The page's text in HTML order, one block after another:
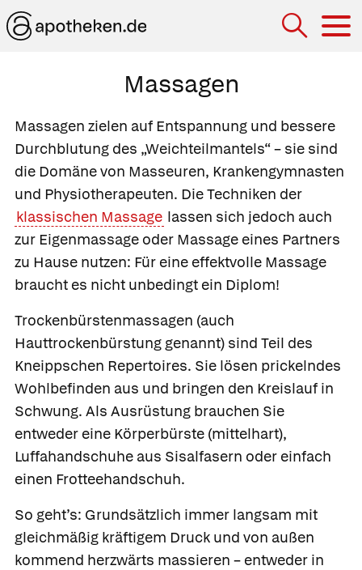
Massagen
Massagen zielen auf Entspannung und bessere
Durchblutung des „Weichteilmantels“ – sie sind
die Domäne von Masseuren, Krankengymnasten
und Physiotherapeuten. Die Techniken der
klassischen Massage lassen sich jedoch auch
zur Eigenmassage oder Massage eines Partners
zu Hause nutzen: Für eine effektvolle Massage
braucht es nicht unbedingt ein Diplom!
Trockenbürstenmassagen (auch
Hauttrockenbürstung genannt) sind Teil des
Kneippschen Repertoires. Sie lösen prickelndes
Wohlbefinden aus und bringen den Kreislauf in
Schwung. Als Ausrüstung brauchen Sie
entweder eine Körperbürste (mittelhart),
Luffahandschuhe aus Sisalfasern oder einfach
einen Frotteehandschuh.
So geht’s: Grundsätzlich immer langsam mit
gleichmäßig kräftigem Druck und von außen
kommend herzwärts massieren – entweder in